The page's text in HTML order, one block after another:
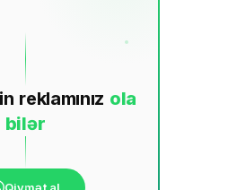
reklamınız ola
bilər
Qiymət al